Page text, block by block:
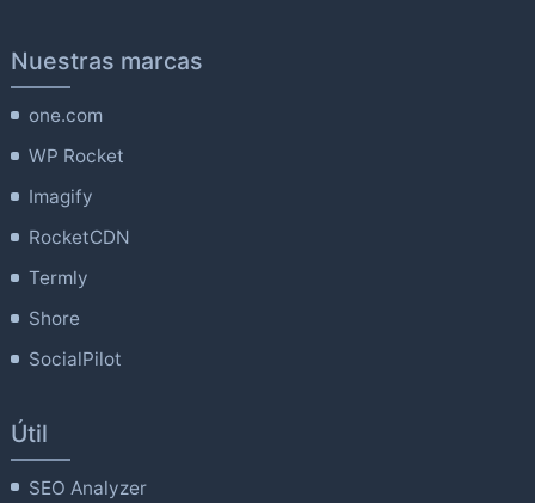
Nuestras marcas
one.com
WP Rocket
Imagify
RocketCDN
Termly
Shore
SocialPilot
Útil
SEO Analyzer